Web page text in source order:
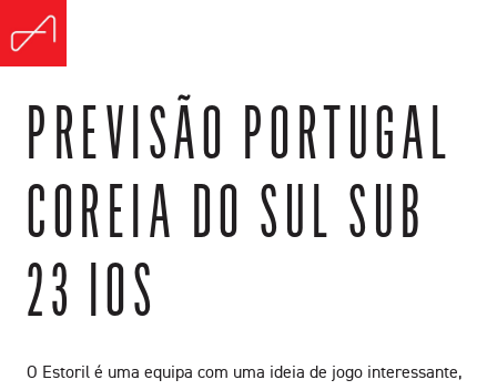
PREVISÃO PORTUGAL
COREIA DO SUL SUB
23 IOS
O Estoril é uma equipa com uma ideia de jogo interessante,